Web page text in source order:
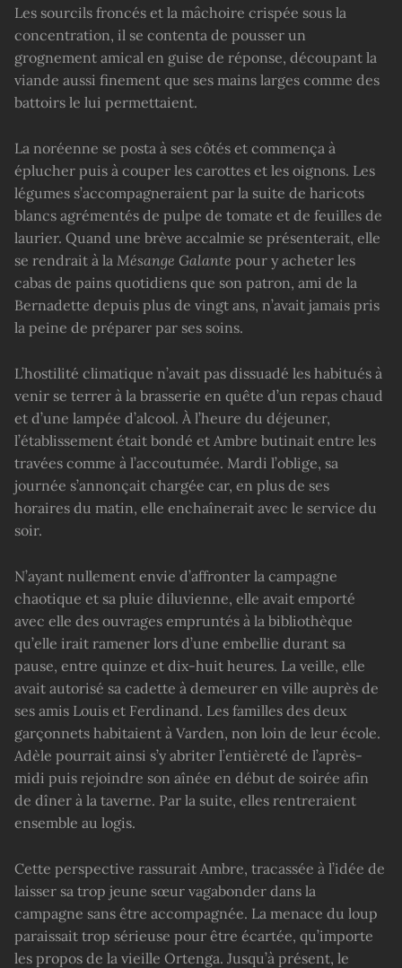
Les sourcils froncés et la mâchoire crispée sous la
concentration, il se contenta de pousser un
grognement amical en guise de réponse, découpant la
viande aussi finement que ses mains larges comme des
battoirs le lui permettaient.
La noréenne se posta à ses côtés et commença à
éplucher puis à couper les carottes et les oignons. Les
légumes s’accompagneraient par la suite de haricots
blancs agrémentés de pulpe de tomate et de feuilles de
laurier. Quand une brève accalmie se présenterait, elle
se rendrait à la Mésange Galante pour y acheter les
cabas de pains quotidiens que son patron, ami de la
Bernadette depuis plus de vingt ans, n’avait jamais pris
la peine de préparer par ses soins.
L’hostilité climatique n’avait pas dissuadé les habitués à
venir se terrer à la brasserie en quête d’un repas chaud
et d’une lampée d’alcool. À l’heure du déjeuner,
l’établissement était bondé et Ambre butinait entre les
travées comme à l’accoutumée. Mardi l’oblige, sa
journée s’annonçait chargée car, en plus de ses
horaires du matin, elle enchaînerait avec le service du
soir.
N’ayant nullement envie d’affronter la campagne
chaotique et sa pluie diluvienne, elle avait emporté
avec elle des ouvrages empruntés à la bibliothèque
qu’elle irait ramener lors d’une embellie durant sa
pause, entre quinze et dix-huit heures. La veille, elle
avait autorisé sa cadette à demeurer en ville auprès de
ses amis Louis et Ferdinand. Les familles des deux
garçonnets habitaient à Varden, non loin de leur école.
Adèle pourrait ainsi s’y abriter l’entièreté de l’après-
midi puis rejoindre son aînée en début de soirée afin
de dîner à la taverne. Par la suite, elles rentreraient
ensemble au logis.
Cette perspective rassurait Ambre, tracassée à l’idée de
laisser sa trop jeune sœur vagabonder dans la
campagne sans être accompagnée. La menace du loup
paraissait trop sérieuse pour être écartée, qu’importe
les propos de la vieille Ortenga. Jusqu’à présent, le